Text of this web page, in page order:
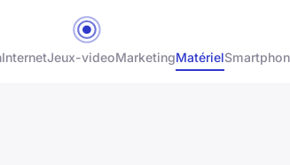
InternetJeux-videoMarketingMatériel